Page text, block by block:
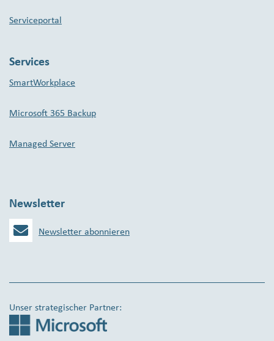
Serviceportal
Services
SmartWorkplace
Microsoft 365 Backup
Managed Server
Newsletter
Newsletter abonnieren
Unser strategischer Partner: